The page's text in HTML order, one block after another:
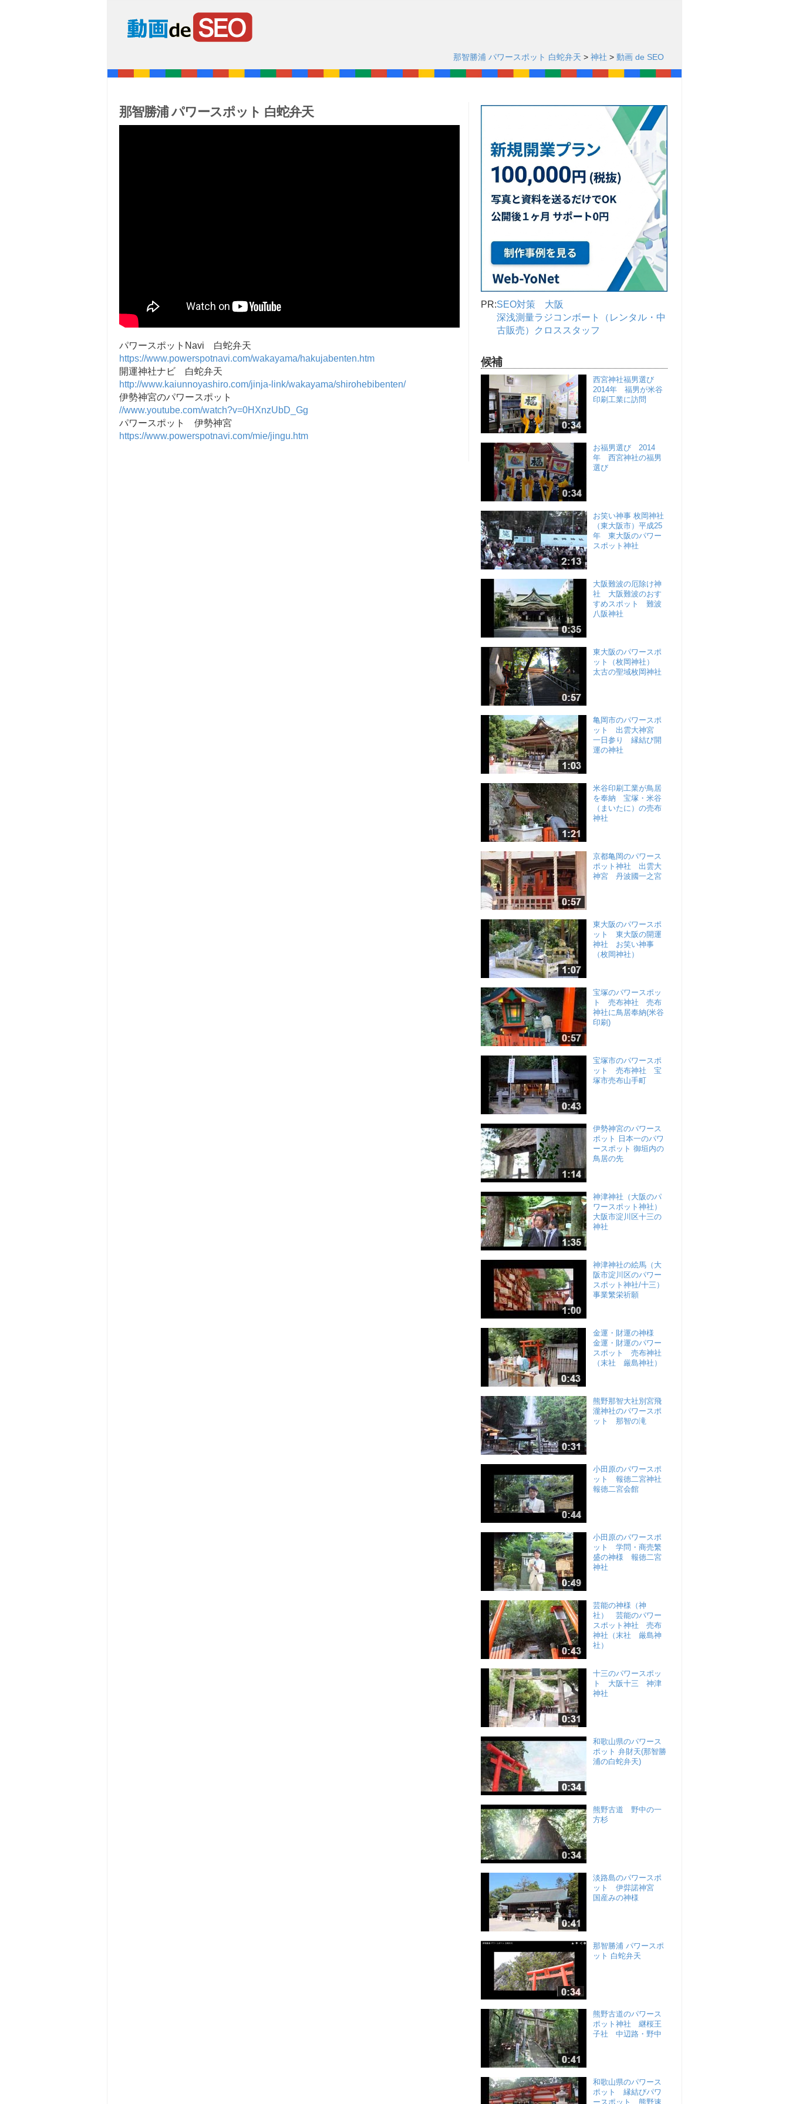
那智勝浦 パワースポット 白蛇弁天 > 神社 > 動画 de SEO
那智勝浦 パワースポット 白蛇弁天
パワースポットNavi 白蛇弁天
https://www.powerspotnavi.com/wakayama/hakujabenten.htm
開運神社ナビ 白蛇弁天
http://www.kaiunnoyashiro.com/jinja-link/wakayama/shirohebibenten/
伊勢神宮のパワースポット
//www.youtube.com/watch?v=0HXnzUbD_Gg
パワースポット 伊勢神宮
https://www.powerspotnavi.com/mie/jingu.htm
PR:SEO対策 大阪
深浅測量ラジコンボート（レンタル・中
古販売）クロススタッフ
候補
西宮神社福男選び
2014年 福男が米谷
印刷工業に訪問
お福男選び 2014
年 西宮神社の福男
選び
お笑い神事 枚岡神社
（東大阪市）平成25
年 東大阪のパワー
スポット神社
大阪難波の厄除け神
社 大阪難波のおす
すめスポット 難波
八阪神社
東大阪のパワースポ
ット（枚岡神社）
太古の聖域枚岡神社
亀岡市のパワースポ
ット 出雲大神宮
一日参り 縁結び開
運の神社
米谷印刷工業が鳥居
を奉納 宝塚・米谷
（まいたに）の売布
神社
京都亀岡のパワース
ポット神社 出雲大
神宮 丹波國一之宮
東大阪のパワースポ
ット 東大阪の開運
神社 お笑い神事
（枚岡神社）
宝塚のパワースポッ
ト 売布神社 売布
神社に鳥居奉納(米谷
印刷)
宝塚市のパワースポ
ット 売布神社 宝
塚市売布山手町
伊勢神宮のパワース
ポット 日本一のパワ
ースポット 御垣内の
鳥居の先
神津神社（大阪のパ
ワースポット神社）
大阪市淀川区十三の
神社
神津神社の絵馬（大
阪市淀川区のパワー
スポット神社/十三）
事業繁栄祈願
金運・財運の神様
金運・財運のパワー
スポット 売布神社
（末社 厳島神社）
熊野那智大社別宮飛
瀧神社のパワースポ
ット 那智の滝
小田原のパワースポ
ット 報徳二宮神社
報徳二宮会館
小田原のパワースポ
ット 学問・商売繁
盛の神様 報徳二宮
神社
芸能の神様（神
社） 芸能のパワー
スポット神社 売布
神社（末社 厳島神
社）
十三のパワースポッ
ト 大阪十三 神津
神社
和歌山県のパワース
ポット 弁財天(那智勝
浦の白蛇弁天)
熊野古道 野中の一
方杉
淡路島のパワースポ
ット 伊弉諾神宮
国産みの神様
那智勝浦 パワースポ
ット 白蛇弁天
熊野古道のパワース
ポット神社 継桜王
子社 中辺路・野中
和歌山県のパワース
ポット 縁結びパワ
ースポット 熊野速